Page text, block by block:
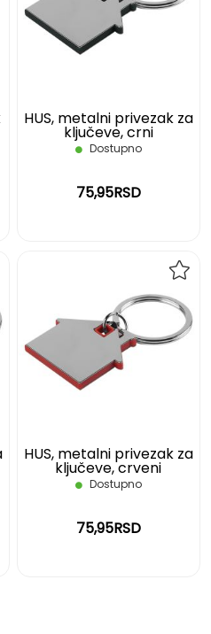
HUS, metalni privezak za
ključeve, crni
Dostupno
75,95RSD
HUS, metalni privezak za
ključeve, crveni
Dostupno
75,95RSD
NA